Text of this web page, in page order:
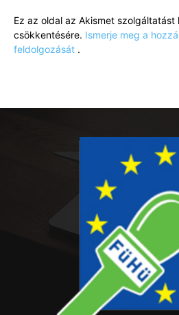
Ez az oldal az Akismet szolgáltatást
csökkentésére. Ismerje meg a
feldolgozását .